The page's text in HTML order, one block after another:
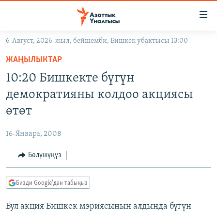
Навигацияга
өтүңүз
салыңыз
МАДАНИЯТ
УКРАИНА
ТВ ПРОГРАММАЛАР
БҮГҮН АЗАТТЫКТА
ДАНИСТЕ
ПОДКАСТ
6-Август, 2026-жыл, бейшемби, Бишкек убактысы 13:00
ЖАҢЫЛЫКТАР
10:20 Бишкекте бүгүн
демократияны колдоо акциясы
өтөт
16-Январь, 2008
Бөлүшүңүз
Бизди Google'дан табыңыз
Бул акция Бишкек мэриясынын алдында бүгүн